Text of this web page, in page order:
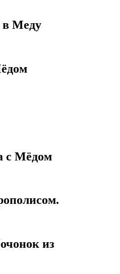
в Меду
с Мёдом
из